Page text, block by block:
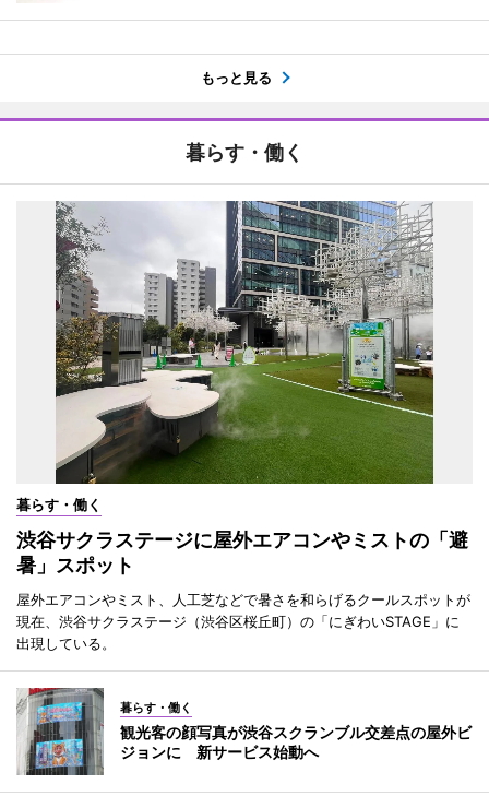
もっと見る
暮らす・働く
暮らす・働く
渋谷サクラステージに屋外エアコンやミストの「避
暑」スポット
屋外エアコンやミスト、人工芝などで暑さを和らげるクールスポットが
現在、渋谷サクラステージ（渋谷区桜丘町）の「にぎわいSTAGE」に
出現している。
暮らす・働く
観光客の顔写真が渋谷スクランブル交差点の屋外ビ
ジョンに 新サービス始動へ